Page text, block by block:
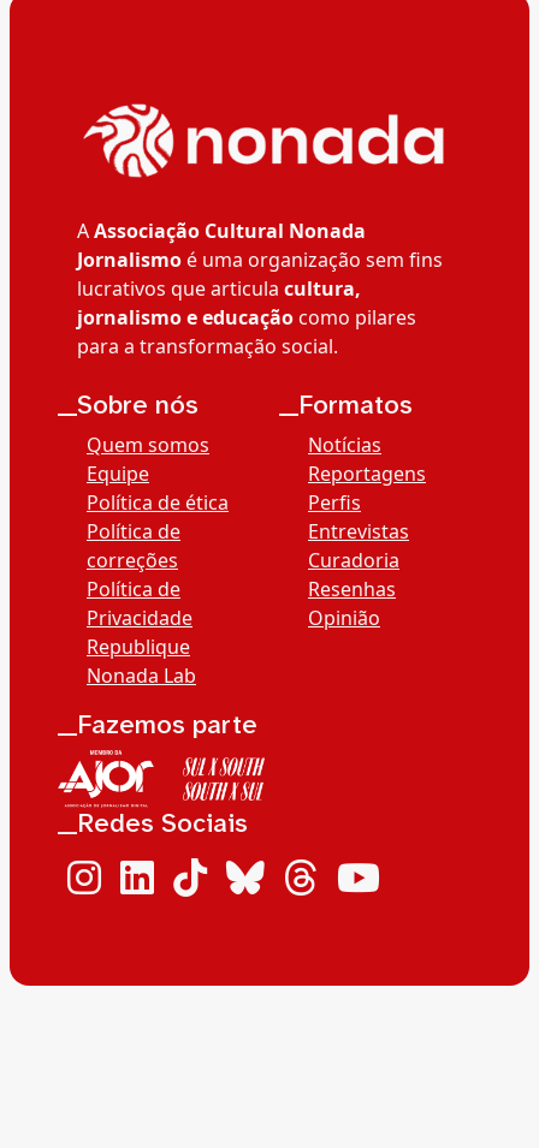
AAssociação Cultural Nonada
Jornalismoé uma organização sem fins
lucrativos que articula cultura,
jornalismo e educaçãocomo pilares
para a transformação social.
__Sobre nós
Quem somos
Equipe
Política de ética
Política de
correções
Política de
Privacidade
Republique
Nonada Lab
__Formatos
Notícias
Reportagens
Perfis
Entrevistas
Curadoria
Resenhas
Opinião
__Fazemos parte
__Redes Sociais